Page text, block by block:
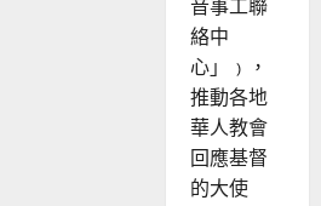
音事工聯
絡中
心」﹚，
推動各地
華人教會
回應基督
的大使